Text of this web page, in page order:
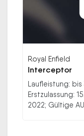
Royal Enfield
Interceptor
Laufleistung: bis
Erstzulassung:
2022; Gültige